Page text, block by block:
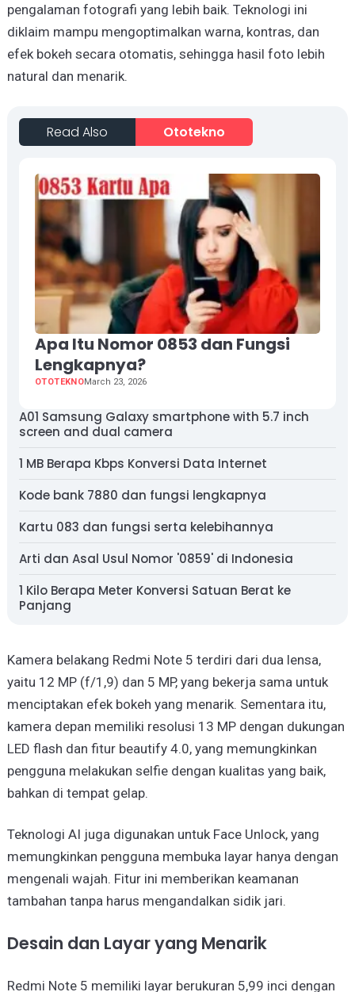
pengalaman fotografi yang lebih baik. Teknologi ini
diklaim mampu mengoptimalkan warna, kontras, dan
efek bokeh secara otomatis, sehingga hasil foto lebih
natural dan menarik.
Read Also Ototekno
Apa Itu Nomor 0853 dan Fungsi
Lengkapnya?
OTOTEKNOMarch 23, 2026
A01 Samsung Galaxy smartphone with 5.7 inch
screen and dual camera
1 MB Berapa Kbps Konversi Data Internet
Kode bank 7880 dan fungsi lengkapnya
Kartu 083 dan fungsi serta kelebihannya
Arti dan Asal Usul Nomor '0859' di Indonesia
1 Kilo Berapa Meter Konversi Satuan Berat ke
Panjang
Kamera belakang Redmi Note 5 terdiri dari dua lensa,
yaitu 12 MP (f/1,9) dan 5 MP, yang bekerja sama untuk
menciptakan efek bokeh yang menarik. Sementara itu,
kamera depan memiliki resolusi 13 MP dengan dukungan
LED flash dan fitur beautify 4.0, yang memungkinkan
pengguna melakukan selfie dengan kualitas yang baik,
bahkan di tempat gelap.
Teknologi AI juga digunakan untuk Face Unlock, yang
memungkinkan pengguna membuka layar hanya dengan
mengenali wajah. Fitur ini memberikan keamanan
tambahan tanpa harus mengandalkan sidik jari.
Desain dan Layar yang Menarik
Redmi Note 5 memiliki layar berukuran 5,99 inci dengan